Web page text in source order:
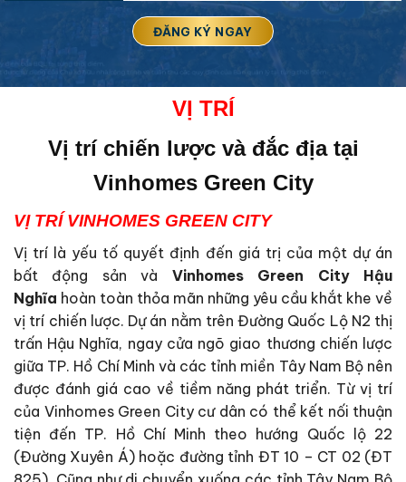
VỊ TRÍ
Vị trí chiến lược và đắc địa tại
Vinhomes Green City
VỊ TRÍ VINHOMES GREEN CITY
Vị trí là yếu tố quyết định đến giá trị của một dự án
bất động sản và Vinhomes Green City Hậu
Nghĩa hoàn toàn thỏa mãn những yêu cầu khắt khe về
vị trí chiến lược. Dự án nằm trên Đường Quốc Lộ N2 thị
trấn Hậu Nghĩa, ngay cửa ngõ giao thương chiến lược
giữa TP. Hồ Chí Minh và các tỉnh miền Tây Nam Bộ nên
được đánh giá cao về tiềm năng phát triển. Từ vị trí
của Vinhomes Green City cư dân có thể kết nối thuận
tiện đến TP. Hồ Chí Minh theo hướng Quốc lộ 22
(Đường Xuyên Á) hoặc đường tỉnh ĐT 10 – CT 02 (ĐT